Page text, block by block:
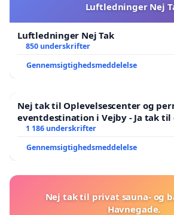
Luftledninger Nej
Luftledninger Nej Tak
850 underskrifter
Gennemsigtighedsmeddelelse
Nej tak til Oplevelsescenter og
eventdestination i Vejby - Ja tak til
lokalområde i balance
1 186 underskrifter
Gennemsigtighedsmeddelelse
Nej tak til privat sauna- og
Havnegade.